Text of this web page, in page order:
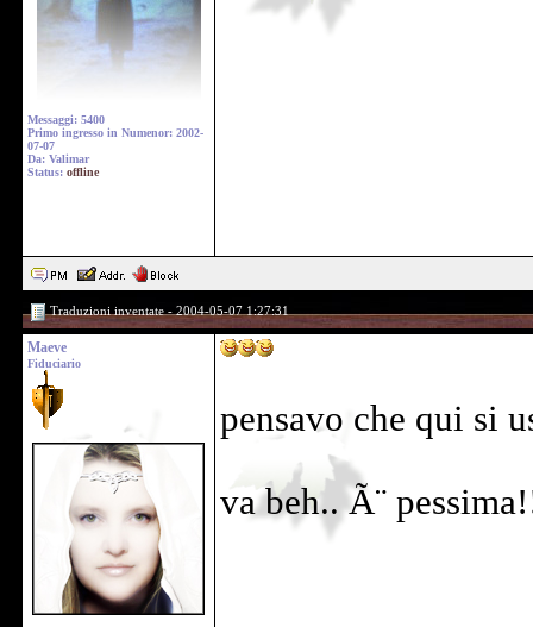
Messaggi: 5400
Primo ingresso in Numenor: 2002-
07-07
Da: Valimar
Status: offline
Traduzioni inventate - 2004-05-07 1:27:31
Maeve
Fiduciario
pensavo che qui si
va beh.. Ã¨